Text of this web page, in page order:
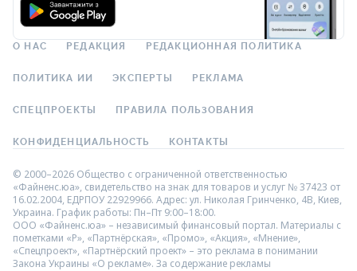
О НАС РЕДАКЦИЯ РЕДАКЦИОННАЯ ПОЛИТИКА
ПОЛИТИКА ИИ ЭКСПЕРТЫ РЕКЛАМА
СПЕЦПРОЕКТЫ ПРАВИЛА ПОЛЬЗОВАНИЯ
КОНФИДЕНЦИАЛЬНОСТЬ КОНТАКТЫ
© 2000–2026 Общество с ограниченной ответственностью
«Файненс.юа», свидетельство на знак для товаров и услуг № 37423 от
16.02.2004, ЕДРПОУ 22929966. Адрес: ул. Николая Гринченко, 4В, Киев,
Украина. График работы: Пн–Пт 9:00–18:00.
ООО «Файненс.юа» – независимый финансовый портал. Материалы с
пометками «Р», «Партнёрская», «Промо», «Акция», «Мнение»,
«Спецпроект», «Партнёрский проект» – это реклама в понимании
Закона Украины «О рекламе». За содержание рекламы